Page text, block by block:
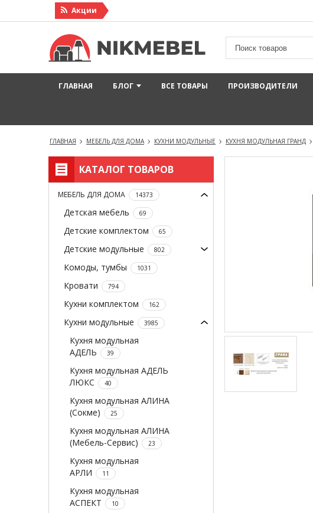
Акции
ГЛАВНАЯ БЛОГ ВСЕ ТОВАРЫ ПРОИЗВОДИТЕЛИ
ГЛАВНАЯ МЕБЕЛЬ ДЛЯ ДОМА КУХНИ МОДУЛЬНЫЕ КУХНЯ МОДУЛЬНАЯ ГРАНД
КАТАЛОГ ТОВАРОВ
МЕБЕЛЬ ДЛЯ ДОМА 14373
Детская мебель 69
Детские комплектом 65
Детские модульные 802
Комоды, тумбы 1031
Кровати 794
Кухни комплектом 162
Кухни модульные 3985
Кухня модульная
АДЕЛЬ
39
Кухня модульная АДЕЛЬ
ЛЮКС
40
Кухня модульная АЛИНА
(Сокме)
25
Кухня модульная АЛИНА
(Мебель-Сервис)
23
Кухня модульная
АРЛИ
11
Кухня модульная
АСПЕКТ
10